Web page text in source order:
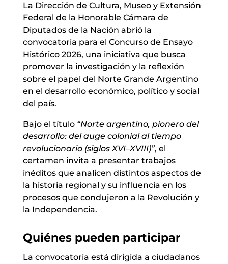
La Dirección de Cultura, Museo y Extensión
Federal de la Honorable Cámara de
Diputados de la Nación abrió la
convocatoria para el Concurso de Ensayo
Histórico 2026, una iniciativa que busca
promover la investigación y la reflexión
sobre el papel del Norte Grande Argentino
en el desarrollo económico, político y social
del país.
Bajo el título “Norte argentino, pionero del
desarrollo: del auge colonial al tiempo
revolucionario (siglos XVI–XVIII)”, el
certamen invita a presentar trabajos
inéditos que analicen distintos aspectos de
la historia regional y su influencia en los
procesos que condujeron a la Revolución y
la Independencia.
Quiénes pueden participar
La convocatoria está dirigida a ciudadanos